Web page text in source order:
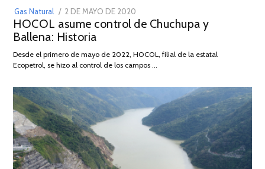
Gas Natural
POSTED
ON
2 DE MAYO DE 2020
DE
2026
HOCOL asume control de Chuchupa y
Ballena: Historia
Desde el primero de mayo de 2022, HOCOL, filial de la estatal
Ecopetrol, se hizo al control de los campos …